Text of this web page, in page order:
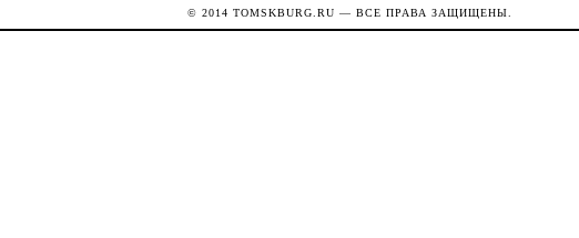
© 2014TOMSKBURG.RU — ВСЕ ПРАВА ЗАЩИЩЕНЫ.